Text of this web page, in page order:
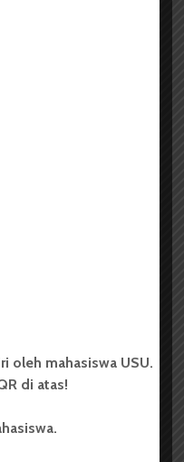
oleh mahasiswa USU.
di atas!